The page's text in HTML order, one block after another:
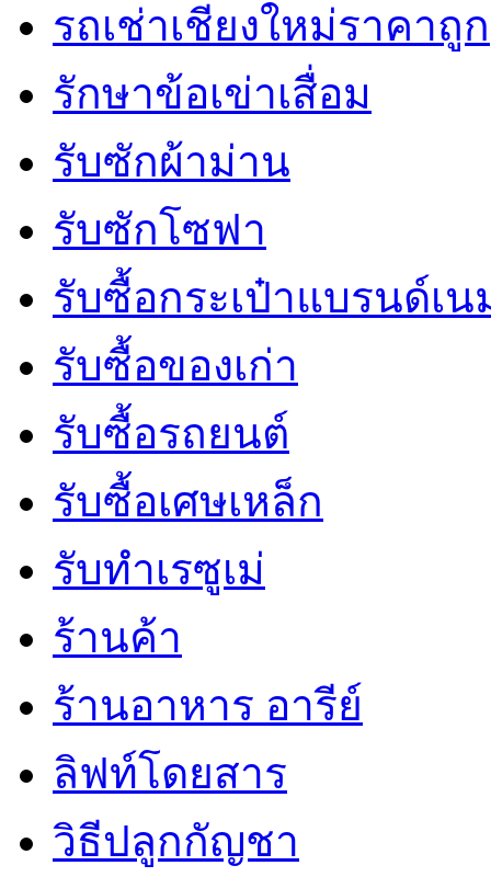
รถเช่าเชียงใหม่ราคาถูก
รักษาข้อเข่าเสื่อม
รับซักผ้าม่าน
รับซักโซฟา
รับซื้อกระเป๋าแบรนด์เน
รับซื้อของเก่า
รับซื้อรถยนต์
รับซื้อเศษเหล็ก
รับทำเรซูเม่
ร้านค้า
ร้านอาหาร อารีย์
ลิฟท์โดยสาร
วิธีปลูกกัญชา